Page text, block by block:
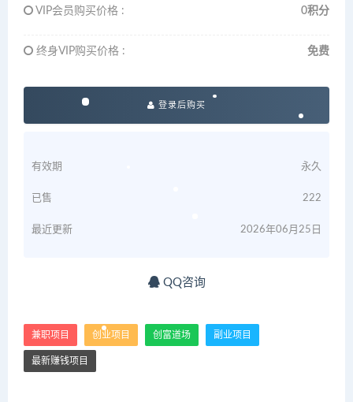
VIP会员购买价格 : 0积分
终身VIP购买价格 : 免费
登录后购买
有效期 永久
已售 222
最近更新 2026年06月25日
QQ咨询
兼职项目 创业项目 创富道场 副业项目
最新赚钱项目